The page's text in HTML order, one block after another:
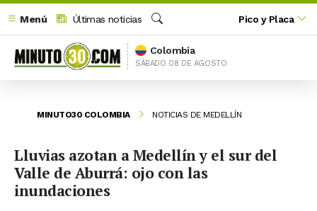
Menú
Últimas noticias
Buscar
Pico y Placa
Colombia
SÁBADO 08 DE AGOSTO
MINUTO30 COLOMBIA NOTICIAS DE MEDELLÍN
Lluvias azotan a Medellín y el sur del
Valle de Aburrá: ojo con las
inundaciones